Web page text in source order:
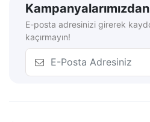
E-posta adresinizi girerek
kaçırmayın!